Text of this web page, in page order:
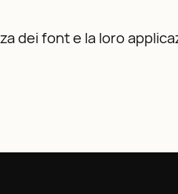
dei font e la loro